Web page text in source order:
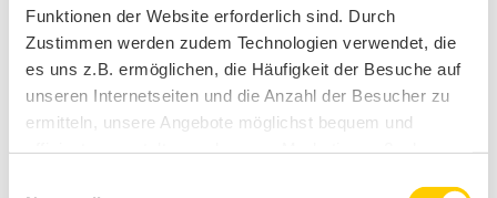
Funktionen der Website erforderlich sind. Durch
Zustimmen werden zudem Technologien verwendet, die
es uns z.B. ermöglichen, die Häufigkeit der Besuche auf
unseren Internetseiten und die Anzahl der Besucher zu
ermitteln, unsere Angebote möglichst bequem und
Kolleg:innen im
Fokus